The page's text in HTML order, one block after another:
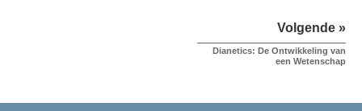
Volgende »
Dianetics: De Ontwikkeling van
een Wetenschap